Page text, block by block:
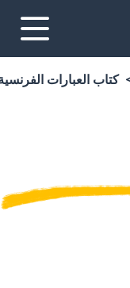
كتاب العبارات